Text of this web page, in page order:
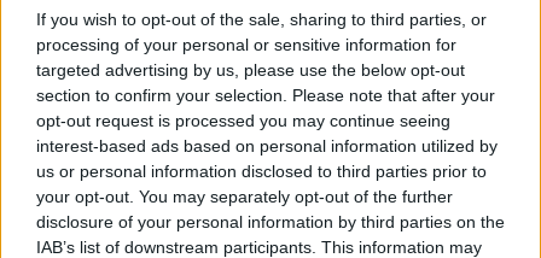
If you wish to opt-out of the sale, sharing to third parties, or
processing of your personal or sensitive information for
targeted advertising by us, please use the below opt-out
section to confirm your selection. Please note that after your
opt-out request is processed you may continue seeing
interest-based ads based on personal information utilized by
us or personal information disclosed to third parties prior to
your opt-out. You may separately opt-out of the further
disclosure of your personal information by third parties on the
IAB’s list of downstream participants. This information may
Firmes
setmanarilebre.cat
El temps que no passa. Un marc del 1975
per a un paisatge del 2026
30 de juliol de 2026
DEIXA UNA RESPOSTA